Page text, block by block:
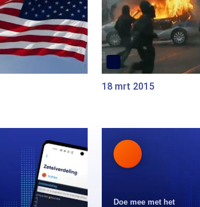
18 mrt 2015
Doe mee met het